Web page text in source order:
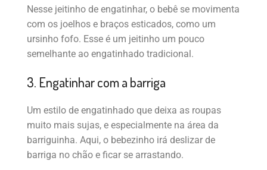
Nesse jeitinho de engatinhar, o bebê se movimenta
com os joelhos e braços esticados, como um
ursinho fofo. Esse é um jeitinho um pouco
semelhante ao engatinhado tradicional.
3. Engatinhar com a barriga
Um estilo de engatinhado que deixa as roupas
muito mais sujas, e especialmente na área da
barriguinha. Aqui, o bebezinho irá deslizar de
barriga no chão e ficar se arrastando.